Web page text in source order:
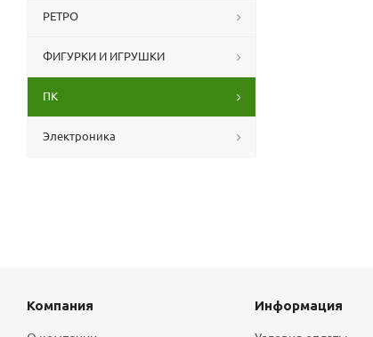
РЕТРО
ФИГУРКИ И ИГРУШКИ
ПК
Электроника
Компания Информация